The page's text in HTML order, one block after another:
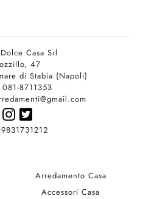
Casa Srl
47
di Stabia (Napoli)
8711353
Arredamento Casa
Accessori Casa